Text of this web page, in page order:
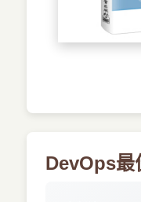
DevOps最